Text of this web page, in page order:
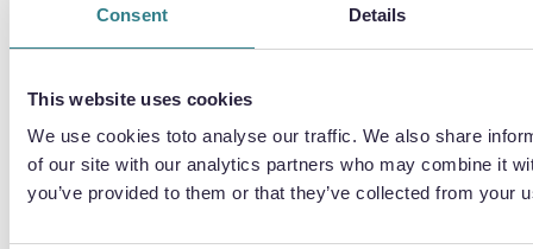
Consent Details
This website uses cookies
We use cookies toto analyse our traffic. We also share
of our site with our analytics partners who may combine it
you’ve provided to them or that they’ve collected from your
MECANIZADO TRADICIONAL DE
Nombre *